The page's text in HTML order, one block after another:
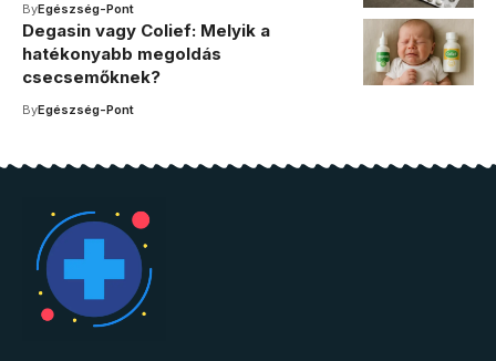
ByEgészség-Pont
Degasin vagy Colief: Melyik a
hatékonyabb megoldás
csecsemőknek?
ByEgészség-Pont